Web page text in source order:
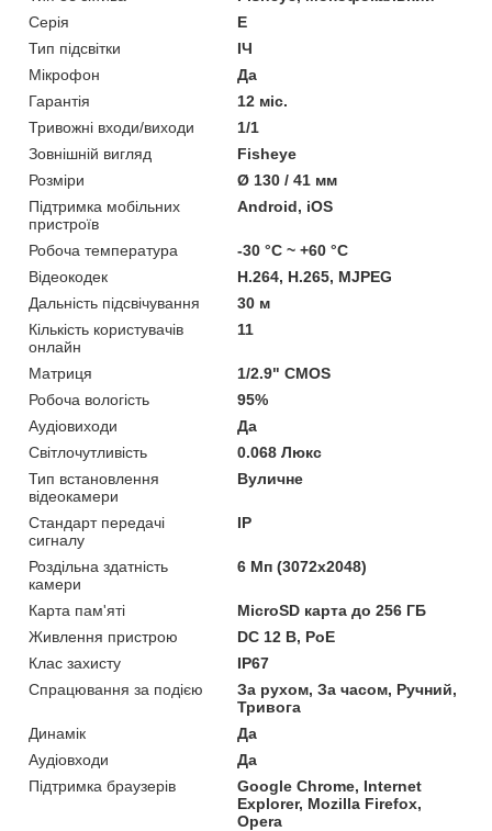
Серія
E
Тип підсвітки
ІЧ
Мікрофон
Да
Гарантія
12 міс.
Тривожні входи/виходи
1/1
Зовнішній вигляд
Fisheye
Розміри
Ø 130 / 41 мм
Підтримка мобільних
пристроїв
Android, iOS
Робоча температура
-30 °C ~ +60 °C
Відеокодек
H.264, H.265, MJPEG
Дальність підсвічування
30 м
Кількість користувачів
онлайн
11
Матриця
1/2.9" CMOS
Робоча вологість
95%
Аудіовиходи
Да
Світлочутливість
0.068 Люкс
Тип встановлення
відеокамери
Вуличне
Стандарт передачі
сигналу
IP
Роздільна здатність
камери
6 Мп (3072x2048)
Карта пам'яті
MicroSD карта до 256 ГБ
Живлення пристрою
DC 12 В, PoE
Клас захисту
IP67
Спрацювання за подією
За рухом, За часом, Ручний,
Тривога
Динамік
Да
Аудіовходи
Да
Підтримка браузерів
Google Chrome, Internet
Explorer, Mozilla Firefox,
Opera